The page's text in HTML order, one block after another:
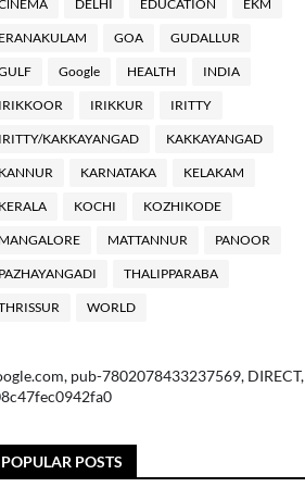
DELHI EDUCATION EKM
GOA GUDALLUR
Google HEALTH INDIA
IRIKKUR IRITTY
KAKKAYANGAD KAKKAYANGAD
KARNATAKA KELAKAM
KOCHI KOZHIKODE
MATTANNUR PANOOR
THALIPPARABA
WORLD
pub-7802078433237569, DIRECT,
POPULAR POSTS